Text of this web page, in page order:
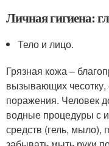
Личная гигиена:
Тело и лицо.
Грязная кожа –
вызывающих
поражения. Человек
водные процедуры с
средств (гель, мыло),